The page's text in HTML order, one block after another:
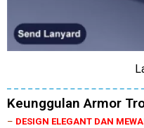
Keunggulan Armor
– DESIGN ELEGANT DAN